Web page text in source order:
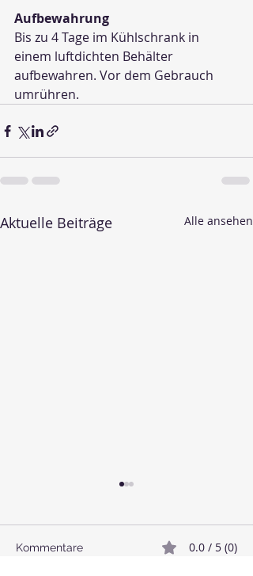
Aufbewahrung
Bis zu 4 Tage im Kühlschrank in
einem luftdichten Behälter
aufbewahren. Vor dem Gebrauch
umrühren.
Aktuelle Beiträge Alle ansehen
Kommentare 0.0 / 5 (0)